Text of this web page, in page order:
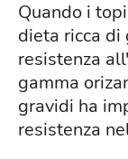
Quando i
dieta ricca
resistenza
gamma
gravidi ha
resistenza